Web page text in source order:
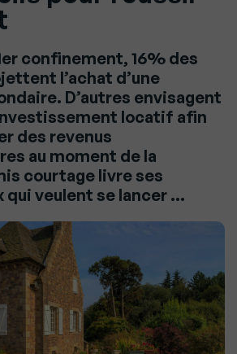
confinement, 16% des
l’achat d’une
D’autres envisagent
locatif afin
des revenus
au moment de la
courtage livre ses
qui veulent se lancer …